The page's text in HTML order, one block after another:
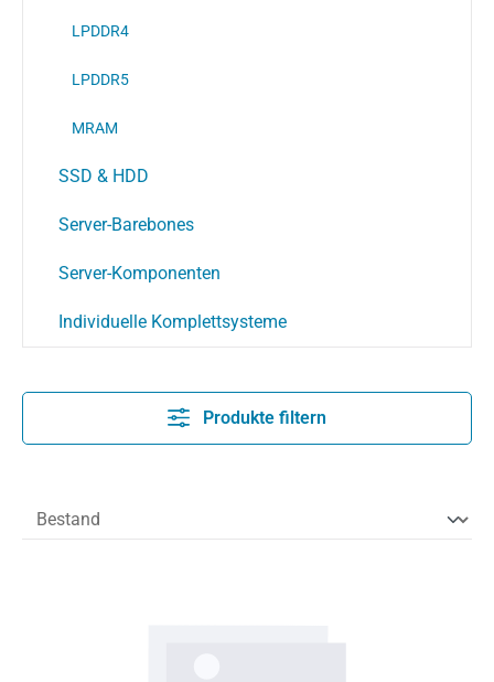
LPDDR4
LPDDR5
MRAM
SSD & HDD
Server-Barebones
Server-Komponenten
Individuelle Komplettsysteme
Produkte filtern